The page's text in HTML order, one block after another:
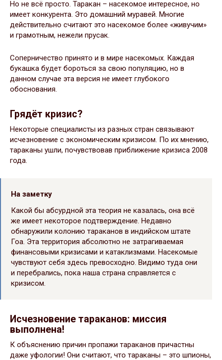
Но не всё просто. Таракан – насекомое интересное, но
имеет конкурента. Это домашний муравей. Многие
действительно считают это насекомое более «живучим»
и грамотным, нежели прусак.
Соперничество принято и в мире насекомых. Каждая
букашка будет бороться за свою популяцию, но в
данном случае эта версия не имеет глубокого
обоснования.
Грядёт кризис?
Некоторые специалисты из разных стран связывают
исчезновение с экономическим кризисом. По их мнению,
тараканы ушли, почувствовав приближение кризиса 2008
года.
На заметку
Какой бы абсурдной эта теория не казалась, она всё
же имеет некоторое подтверждение. Недавно
обнаружили колонию тараканов в индийском штате
Гоа. Эта территория абсолютно не затрагиваемая
финансовыми кризисами и катаклизмами. Насекомые
чувствуют себя здесь превосходно. Видимо туда они
и перебрались, пока наша страна справляется с
кризисом.
Исчезновение тараканов: миссия
выполнена!
К объяснению причин пропажи тараканов причастны
даже уфологии! Они считают, что тараканы – это шпионы,